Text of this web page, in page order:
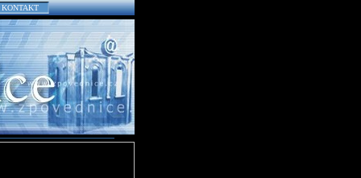
KONTAKT